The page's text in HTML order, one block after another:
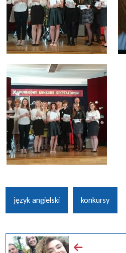
język angielski konkursy